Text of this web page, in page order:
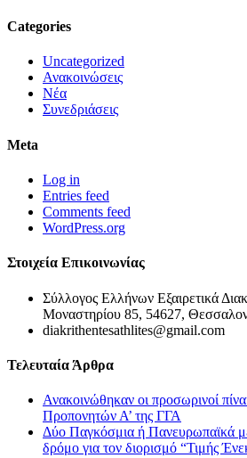
Categories
Uncategorized
Ανακοινώσεις
Νέα
Συνεδριάσεις
Meta
Log in
Entries feed
Comments feed
WordPress.org
Στοιχεία Επικοινωνίας
Σύλλογος Ελλήνων Εξαιρετικά
Μοναστηρίου 85, 54627,
diakrithentesathlites@gmail.com
Τελευταία Άρθρα
Ανακοινώθηκαν οι προσωρινοί
Προπονητών Α’ της ΓΓΑ
Δύο Παγκόσμια ή Πανευρωπαϊκά
δρόμο για τον διορισμό “Τιμής